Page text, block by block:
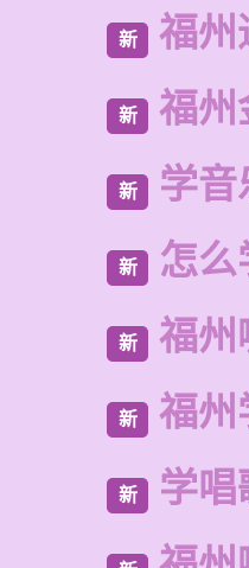
新 福州
新 福州
新 学音
新 怎么
新 福州
新 福州
新 学唱